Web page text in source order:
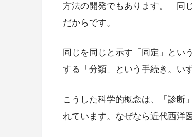
方法の開発でもあります。「同
だからです。
同じを同じと示す「同定」とい
する「分類」という手続き。い
こうした科学的概念は、「診断
れています。なぜなら近代西洋